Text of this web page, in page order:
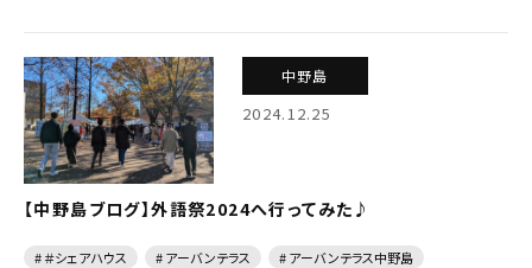
中野島
2024.12.25
【中野島ブログ】外語祭2024へ行ってみた♪
# ＃シェアハウス # アーバンテラス
# アーバンテラス中野島